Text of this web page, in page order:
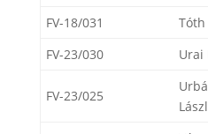
FV-18/031
FV-23/030
Urai
FV-23/025